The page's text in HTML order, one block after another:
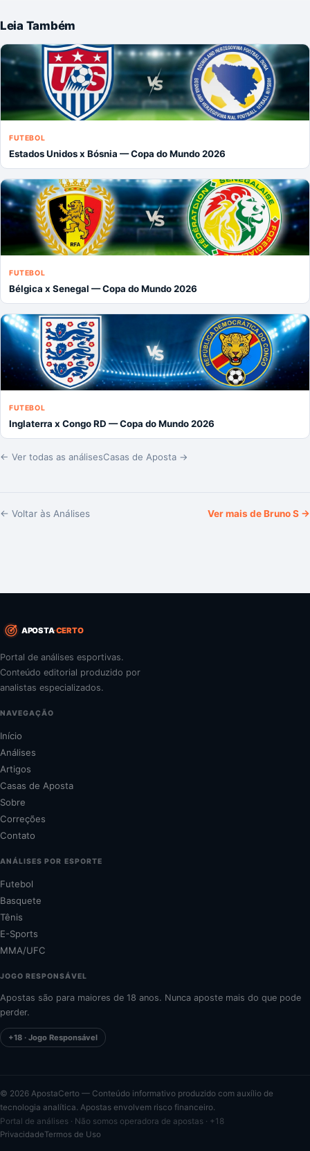
Leia Também
FUTEBOL
Estados Unidos x Bósnia — Copa do Mundo 2026
FUTEBOL
Bélgica x Senegal — Copa do Mundo 2026
FUTEBOL
Inglaterra x Congo RD — Copa do Mundo 2026
← Ver todas as análisesCasas de Aposta →
← Voltar às Análises Ver mais deBruno S →
APOSTACERTO
Portal de análises esportivas.
Conteúdo editorial produzido por
analistas especializados.
NAVEGAÇÃO
Início
Análises
Artigos
Casas de Aposta
Sobre
Correções
Contato
ANÁLISES POR ESPORTE
Futebol
Basquete
Tênis
E-Sports
MMA/UFC
JOGO RESPONSÁVEL
Apostas são para maiores de 18 anos. Nunca aposte mais do que pode
perder.
+18 · Jogo Responsável
© 2026 ApostaCerto — Conteúdo informativo produzido com auxílio de
tecnologia analítica. Apostas envolvem risco financeiro.
Portal de análises · Não somos operadora de apostas · +18
PrivacidadeTermos de Uso